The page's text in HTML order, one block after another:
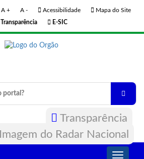
A + A - Acessibilidade
Mapa do Site
Transparência
E-SIC
Transparência
Toggle